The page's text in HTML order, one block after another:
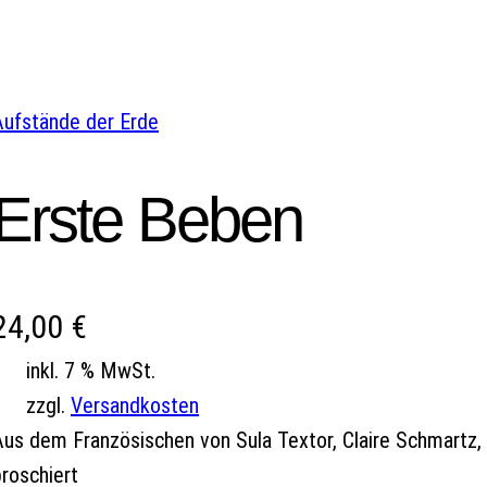
der Erde
Beben
€
inkl. 7 % MwSt.
zzgl. Versandkosten
dem Französischen von Sula Textor, Claire